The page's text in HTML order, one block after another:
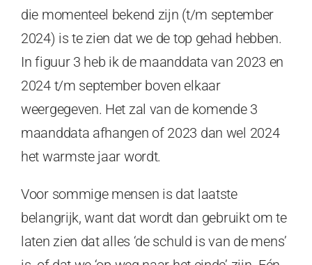
die momenteel bekend zijn (t/m september
2024) is te zien dat we de top gehad hebben.
In figuur 3 heb ik de maanddata van 2023 en
2024 t/m september boven elkaar
weergegeven. Het zal van de komende 3
maanddata afhangen of 2023 dan wel 2024
het warmste jaar wordt.
Voor sommige mensen is dat laatste
belangrijk, want dat wordt dan gebruikt om te
laten zien dat alles ‘de schuld is van de mens’